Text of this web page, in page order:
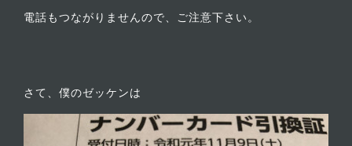
電話もつながりませんので、ご注意下さい。
さて、僕のゼッケンは